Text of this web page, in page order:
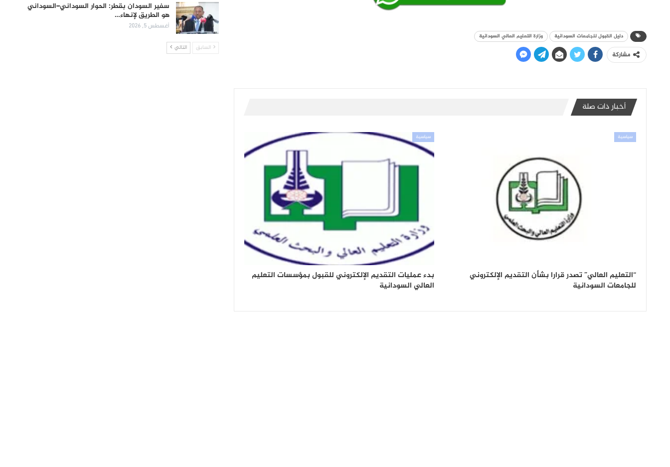
دليل القبول للجامعات السودانية وزارة التعليم العالي السودانية
مشاركة
أخبار ذات صلة
سياسية
“التعليم العالي” تصدر قرارا بشأن التقديم الإلكتروني
للجامعات السودانية
سياسية
بدء عمليات التقديم الإلكتروني للقبول بمؤسسات التعليم
العالي السودانية
سفير السودان بقطر: الحوار السوداني–السوداني
هو الطريق لإنهاء…
أغسطس 5, 2026
السابق التالي